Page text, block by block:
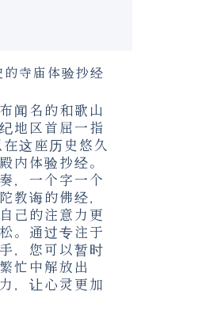
寺庙体验抄经
闻名的和歌山
地区首屈一指
这座历史悠久
内体验抄经。
，一个字一个
教诲的佛经，
己的注意力更
。通过专注于
，您可以暂时
忙中解放出
，让心灵更加